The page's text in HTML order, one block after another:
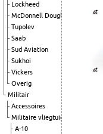
Lockheed
McDonnell Douglas
Tupolev
Saab
Sud Aviation
Sukhoi
Vickers
Overig
Militair
Accessoires
Militaire vliegtuigen
A-10